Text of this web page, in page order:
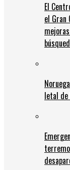
El
el Gran
letal de